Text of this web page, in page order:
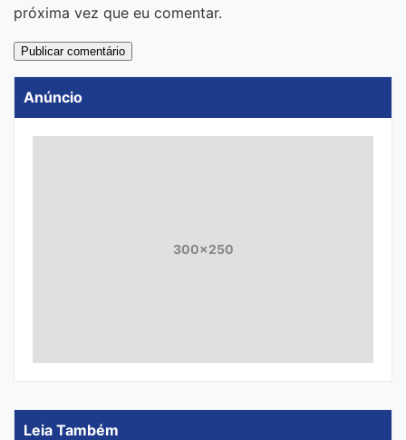
próxima vez que eu comentar.
Anúncio
300x250
Leia Também